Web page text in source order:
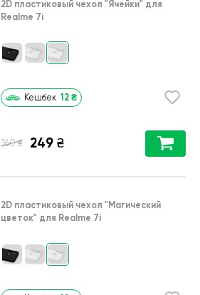
2D пластиковый чехол "Ячейки" для
Realme 7i
Кешбек 12 ₴
360 ₴ 249 ₴
2D пластиковый чехол "Магический
цветок" для Realme 7i